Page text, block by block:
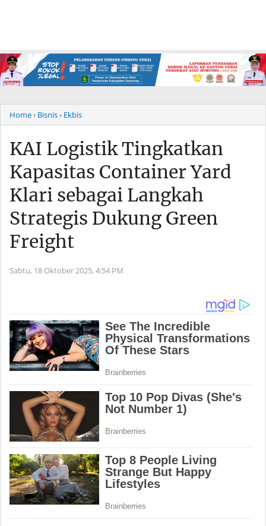
Home› Bisnis› Ekbis
KAI Logistik Tingkatkan
Kapasitas Container Yard
Klari sebagai Langkah
Strategis Dukung Green
Freight
Sabtu, 18 Oktober 2025, 4:54 PM